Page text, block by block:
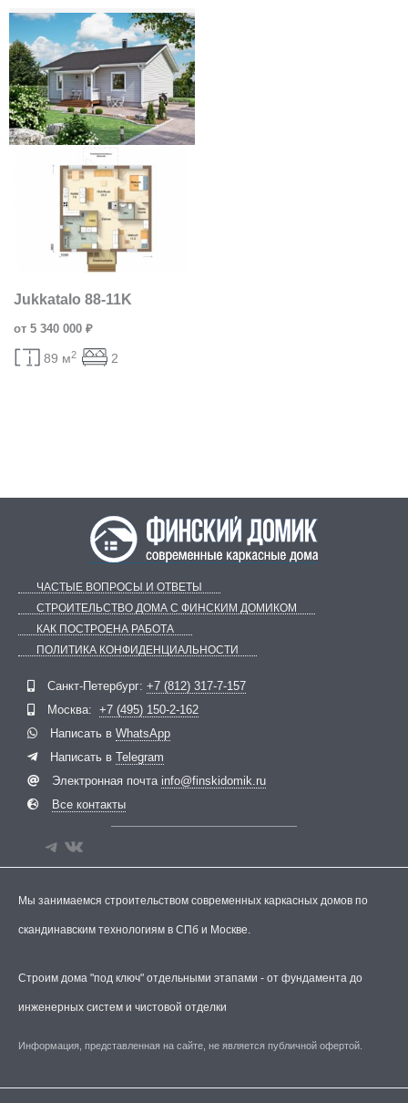
Jukkatalo 88-11K
от 5 340 000 ₽
89 м2 2
ЧАСТЫЕ ВОПРОСЫ И ОТВЕТЫ
СТРОИТЕЛЬСТВО ДОМА С ФИНСКИМ ДОМИКОМ
КАК ПОСТРОЕНА РАБОТА
ПОЛИТИКА КОНФИДЕНЦИАЛЬНОСТИ
Санкт-Петербург: +7 (812) 317-7-157
Москва: +7 (495) 150-2-162
Написать в WhatsApp
Написать в Telegram
Электронная почта info@finskidomik.ru
Все контакты
Мы занимаемся строительством современных каркасных домов по
скандинавским технологиям в СПб и Москве.
Строим дома "под ключ" отдельными этапами - от фундамента до
инженерных систем и чистовой отделки
Информация, представленная на сайте, не является публичной офертой.